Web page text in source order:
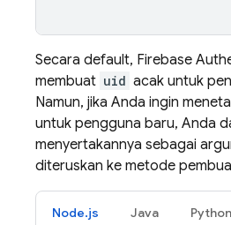
Secara default, Firebase
membuat uid acak untuk
Namun, jika Anda ingin
untuk pengguna baru, Anda
menyertakannya sebagai
diteruskan ke metode
Node.js Java Python